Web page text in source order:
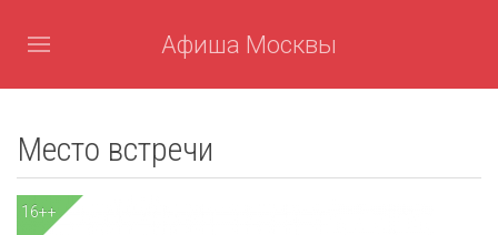
Афиша Москвы
Место встречи
16++